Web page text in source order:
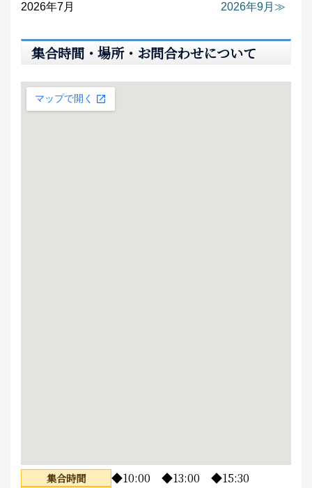
2026年7月 2026年9月
集合時間・場所・お問合わせについて
集合時間
◆10:00 ◆13:00 ◆15:30